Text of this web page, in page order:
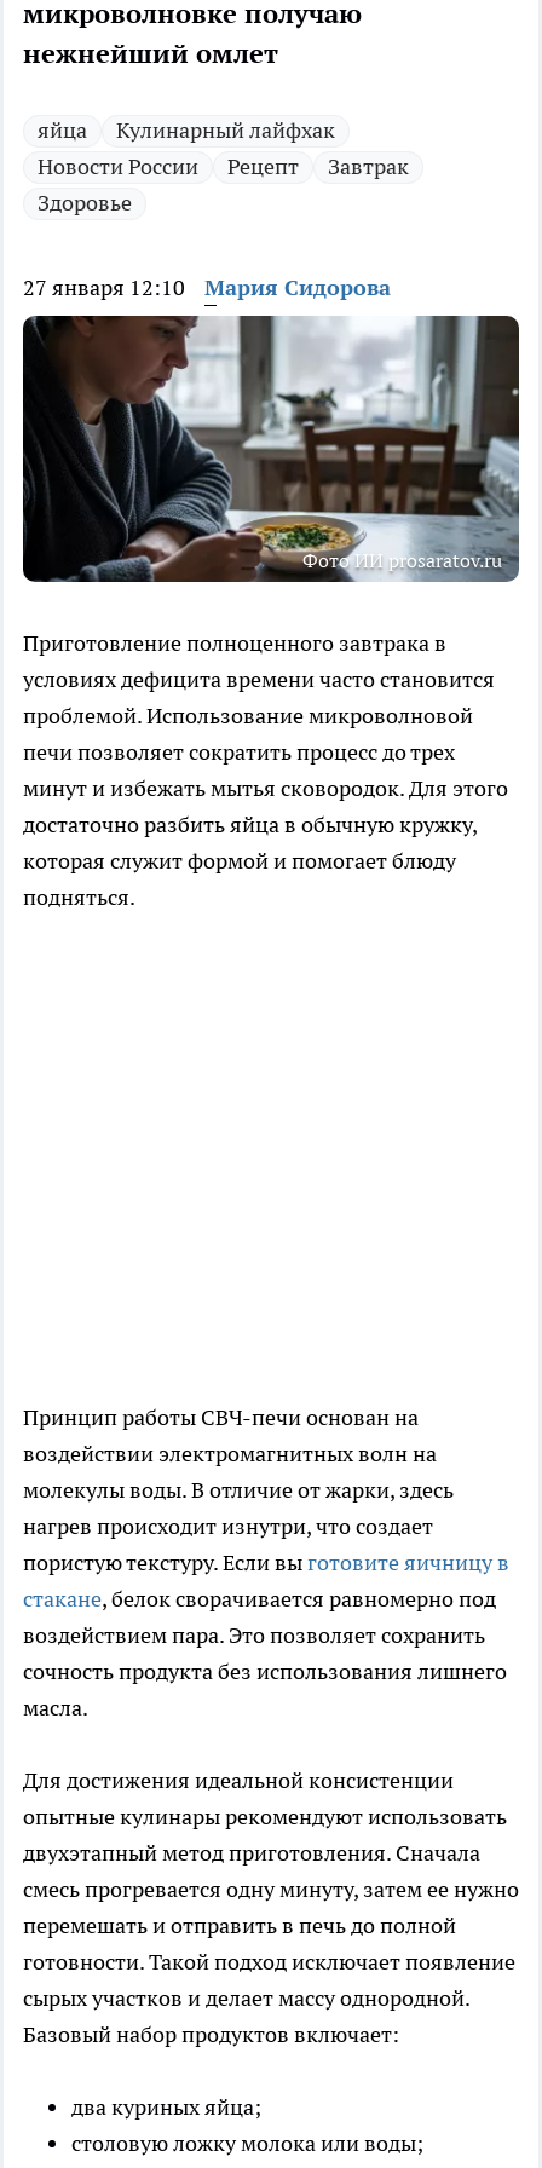
микроволновке получаю
нежнейший омлет
яйца
Кулинарный лайфхак
Новости России
Рецепт
Завтрак
Здоровье
27 января 12:10 Мария Сидорова
Фото ИИ prosaratov.ru
Приготовление полноценного завтрака в
условиях дефицита времени часто становится
проблемой. Использование микроволновой
печи позволяет сократить процесс до трех
минут и избежать мытья сковородок. Для этого
достаточно разбить яйца в обычную кружку,
которая служит формой и помогает блюду
подняться.
Принцип работы СВЧ-печи основан на
воздействии электромагнитных волн на
молекулы воды. В отличие от жарки, здесь
нагрев происходит изнутри, что создает
пористую текстуру. Если выготовите яичницу в
стакане, белок сворачивается равномерно под
воздействием пара. Это позволяет сохранить
сочность продукта без использования лишнего
масла.
Для достижения идеальной консистенции
опытные кулинары рекомендуют использовать
двухэтапный метод приготовления. Сначала
смесь прогревается одну минуту, затем ее нужно
перемешать и отправить в печь до полной
готовности. Такой подход исключает появление
сырых участков и делает массу однородной.
Базовый набор продуктов включает:
два куриных яйца;
столовую ложку молока или воды;